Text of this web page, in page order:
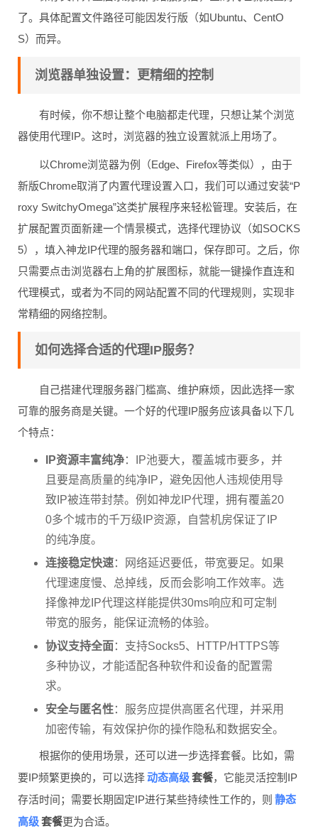
了。具体配置文件路径可能因发行版（如Ubuntu、CentO
S）而异。
浏览器单独设置：更精细的控制
有时候，你不想让整个电脑都走代理，只想让某个浏览
器使用代理IP。这时，浏览器的独立设置就派上用场了。
以Chrome浏览器为例（Edge、Firefox等类似），由于
新版Chrome取消了内置代理设置入口，我们可以通过安装“P
roxy SwitchyOmega”这类扩展程序来轻松管理。安装后，在
扩展配置页面新建一个情景模式，选择代理协议（如SOCKS
5），填入神龙IP代理的服务器和端口，保存即可。之后，你
只需要点击浏览器右上角的扩展图标，就能一键操作直连和
代理模式，或者为不同的网站配置不同的代理规则，实现非
常精细的网络控制。
如何选择合适的代理IP服务？
自己搭建代理服务器门槛高、维护麻烦，因此选择一家
可靠的服务商是关键。一个好的代理IP服务应该具备以下几
个特点：
IP资源丰富纯净：IP池要大，覆盖城市要多，并
且要是高质量的纯净IP，避免因他人违规使用导
致IP被连带封禁。例如神龙IP代理，拥有覆盖20
0多个城市的千万级IP资源，自营机房保证了IP
的纯净度。
连接稳定快速：网络延迟要低，带宽要足。如果
代理速度慢、总掉线，反而会影响工作效率。选
择像神龙IP代理这样能提供30ms响应和可定制
带宽的服务，能保证流畅的体验。
协议支持全面 ：支持Socks5、HTTP/HTTPS等
多种协议，才能适配各种软件和设备的配置需
求。
安全与匿名性：服务应提供高匿名代理，并采用
加密传输，有效保护你的操作隐私和数据安全。
根据你的使用场景，还可以进一步选择套餐。比如，需
要IP频繁更换的，可以选择动态高级套餐，它能灵活控制IP
存活时间；需要长期固定IP进行某些持续性工作的，则 静态
高级套餐更为合适。